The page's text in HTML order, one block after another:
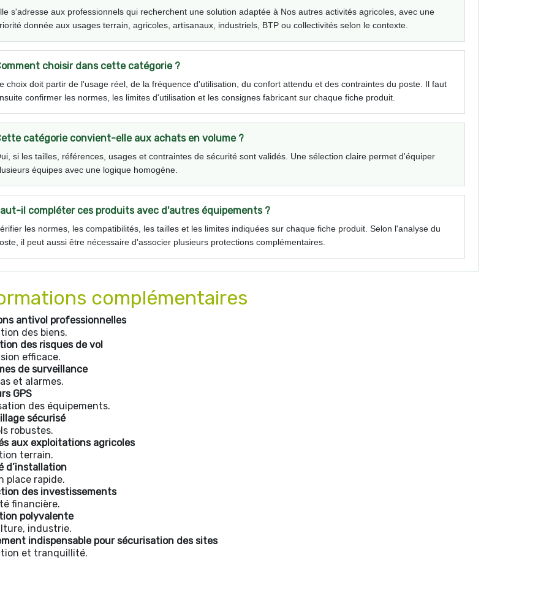
s'adresse aux professionnels qui recherchent une solution adaptée à Nos autres activités agricoles, avec une
donnée aux usages terrain, agricoles, artisanaux, industriels, BTP ou collectivités selon le contexte.
choisir dans cette catégorie ?
choix doit partir de l'usage réel, de la fréquence d'utilisation, du confort attendu et des contraintes du poste. Il faut
confirmer les normes, les limites d'utilisation et les consignes fabricant sur chaque fiche produit.
catégorie convient-elle aux achats en volume ?
si les tailles, références, usages et contraintes de sécurité sont validés. Une sélection claire permet d'équiper
équipes avec une logique homogène.
il compléter ces produits avec d'autres équipements ?
les normes, les compatibilités, les tailles et les limites indiquées sur chaque fiche produit. Selon l'analyse du
il peut aussi être nécessaire d'associer plusieurs protections complémentaires.
complémentaires
antivol professionnelles
des biens.
des risques de vol
efficace.
de surveillance
et alarmes.
GPS
des équipements.
sécurisé
robustes.
aux exploitations agricoles
terrain.
d’installation
place rapide.
des investissements
financière.
polyvalente
industrie.
indispensable pour sécurisation des sites
et tranquillité.